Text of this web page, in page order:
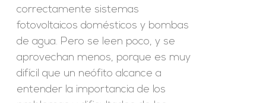
correctamente sistemas
fotovoltaicos domésticos y bombas
de agua. Pero se leen poco, y se
aprovechan menos, porque es muy
difícil que un neófito alcance a
entender la importancia de los